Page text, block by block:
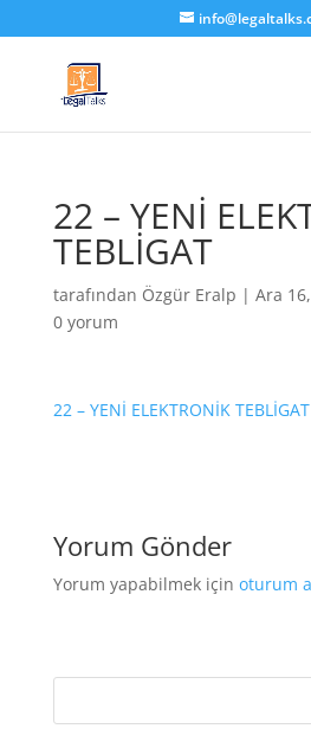
22 – YENİ
TEBLİGAT
tarafından Özgür Eralp | Ara
0 yorum
22 – YENİ ELEKTRONİK TEBLİGAT
Yorum Gönder
Yorum yapabilmek için oturum